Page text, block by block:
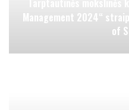
Management 2024“
of